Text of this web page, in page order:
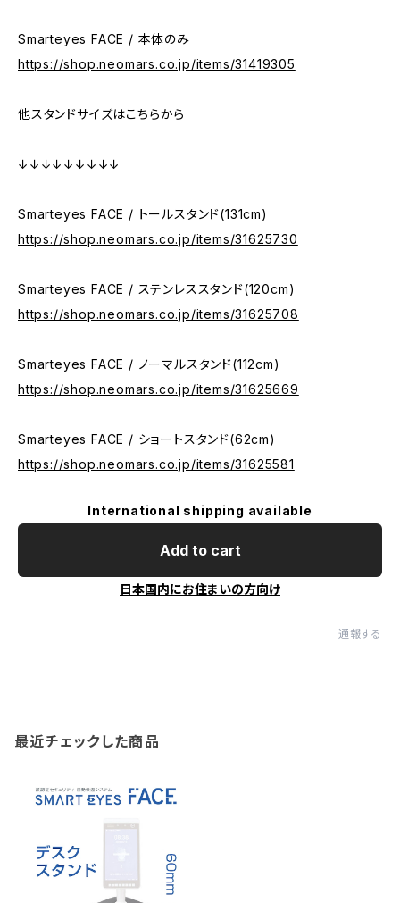
Smarteyes FACE / 本体のみ
https://shop.neomars.co.jp/items/31419305
他スタンドサイズはこちらから
↓↓↓↓↓↓↓↓↓
Smarteyes FACE / トールスタンド(131cm)
https://shop.neomars.co.jp/items/31625730
Smarteyes FACE / ステンレススタンド(120cm)
https://shop.neomars.co.jp/items/31625708
Smarteyes FACE / ノーマルスタンド(112cm)
https://shop.neomars.co.jp/items/31625669
Smarteyes FACE / ショートスタンド(62cm)
https://shop.neomars.co.jp/items/31625581
International shipping available
Add to cart
日本国内にお住まいの方向け
通報する
最近チェックした商品